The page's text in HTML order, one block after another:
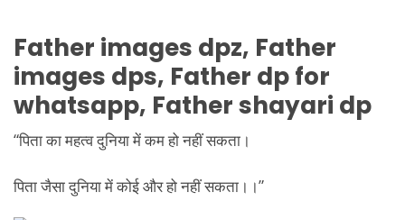
Father images dpz, Father
images dps, Father dp for
whatsapp, Fathershayari dp
“पिता का महत्व दुनिया में कम हो नहीं सकता।
पिता जैसा दुनिया में कोई और हो नहीं सकता।।”